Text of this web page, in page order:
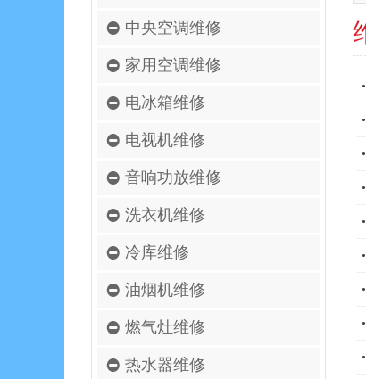
中央空调维修
家用空调维修
电冰箱维修
电视机维修
音响功放维修
洗衣机维修
冷库维修
油烟机维修
燃气灶维修
热水器维修
•
•
•
•
•
•
•
•
•